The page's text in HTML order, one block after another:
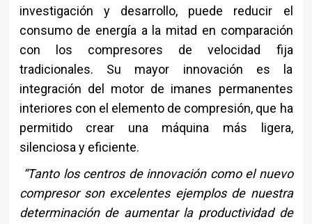
investigación y desarrollo, puede reducir el
consumo de energía a la mitad en comparación
con los compresores de velocidad fija
tradicionales. Su mayor innovación es la
integración del motor de imanes permanentes
interiores con el elemento de compresión, que ha
permitido crear una máquina más ligera,
silenciosa y eficiente.
“Tanto los centros de innovación como el nuevo
compresor son excelentes ejemplos de nuestra
determinación de aumentar la productividad de